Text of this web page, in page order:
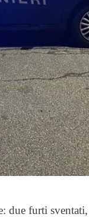
due furti